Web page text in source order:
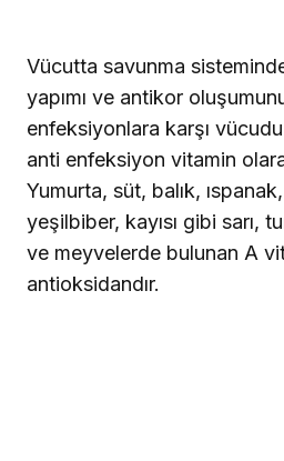
Vücutta savunma
yapımı ve antikor
enfeksiyonlara karşı
anti enfeksiyon vitamin
Yumurta, süt, balık,
yeşilbiber, kayısı gibi sarı,
ve meyvelerde bulunan A
antioksidandır.